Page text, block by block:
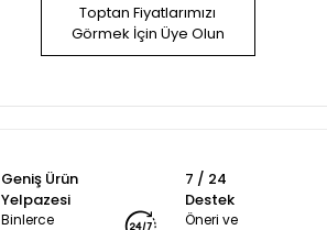
Toptan Fiyatlarımızı
Görmek İçin Üye Olun
Geniş Ürün
Yelpazesi
Binlerce
7 / 24
Destek
Öneri ve